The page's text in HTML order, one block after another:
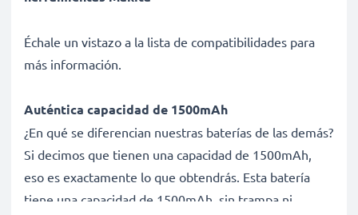
Échale un vistazo a la lista de compatibilidades para
más información.
Auténtica capacidad de 1500mAh
¿En qué se diferencian nuestras baterías de las demás?
Si decimos que tienen una capacidad de 1500mAh,
eso es exactamente lo que obtendrás. Esta batería
tiene una capacidad de 1500mAh, sin trampa ni